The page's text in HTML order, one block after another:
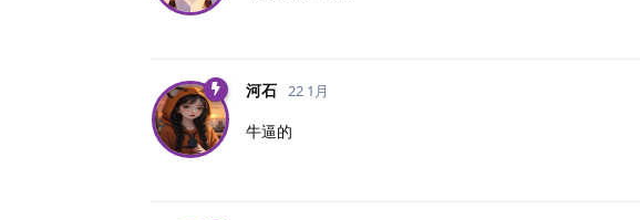
河石 22 1月
牛逼的